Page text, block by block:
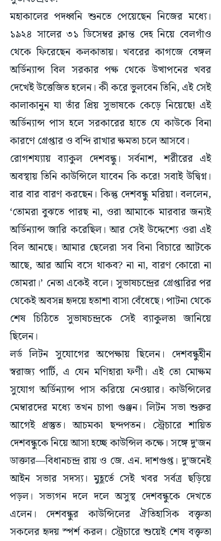
মহাকালের পদধ্বনি শুনতে পেয়েছেন নিজের মধ্যে।
১৯২৪ সালের ৩১ ডিসেম্বর ক্লান্ত দেহ নিয়ে বেলগাঁও
থেকে ফিরেছেন কলকাতায়। খবরের কাগজে বেঙ্গল
অর্ডিন্যান্স বিল সরকার পক্ষ থেকে উত্থাপনের খবর
দেখেই উত্তেজিত হলেন। কী করে ভুলবেন তিনি, এই সেই
কালাকানুন যা তাঁর প্রিয় সুভাষকে কেড়ে নিয়েছে! এই
অর্ডিন্যান্স পাস হলে সরকারের হাতে যে কাউকে বিনা
কারণে গ্রেপ্তার ও বন্দি রাখার ক্ষমতা চলে আসবে।
রোগশয্যায় ব্যাকুল দেশবন্ধু। সর্বনাশ, শরীরের এই
অবস্থায় তিনি কাউন্সিলে যাবেন কি করে! সবাই উদ্বিগ্ন।
বার বার বারণ করছেন। কিন্তু দেশবন্ধু মরিয়া। বললেন,
‘তোমরা বুঝতে পারছ না, ওরা আমাকে মারবার জন্যই
অর্ডিন্যান্স জারি করেছিল। আর সেই উদ্দেশ্যে ওরা এই
বিল আনছে। আমার ছেলেরা সব বিনা বিচারে আটকে
আছে, আর আমি বসে থাকব? না না, বারণ কোরো না
তোমরা।’ নেতা একেই বলে। সুভাষচন্দ্রের গ্রেপ্তারির পর
থেকেই অবসন্ন হৃদয়ে হতাশা বাসা বেঁধেছে। পাটনা থেকে
শেষ চিঠিতে সুভাষচন্দ্রকে সেই ব্যাকুলতা জানিয়ে
ছিলেন।
লর্ড লিটন সুযোগের অপেক্ষায় ছিলেন। দেশবন্ধুহীন
স্বরাজ্য পার্টি, এ যেন মণিহারা ফণী। এই তো মোক্ষম
সুযোগ অর্ডিন্যান্স পাস করিয়ে নেওয়ার। কাউন্সিলের
মেম্বারদের মধ্যে তখন চাপা গুঞ্জন। লিটন সভা শুরুর
আগেই প্রস্তুত। আচমকা ছন্দপতন। স্ট্রেচারে শায়িত
দেশবন্ধুকে নিয়ে আসা হচ্ছে কাউন্সিল কক্ষে। সঙ্গে দু’জন
ডাক্তার—বিধানচন্দ্র রায় ও জে. এন. দাশগুপ্ত। দু’জনেই
আইন সভার সদস্য। মুহূর্তে সেই খবর সর্বত্র ছড়িয়ে
পড়ল। সভ্যগন দলে দলে অসুস্থ দেশবন্ধুকে দেখতে
এলেন। দেশবন্ধুর কাউন্সিলের ঐতিহাসিক বক্তৃতা
সকলের হৃদয় স্পর্শ করল। স্ট্রেচারে শুয়েই শেষ বক্তৃতা